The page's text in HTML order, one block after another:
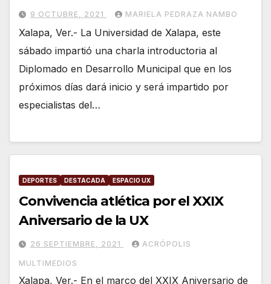
9 OCTUBRE, 2021 MARIELA PEDRAZA NAMBO
Xalapa, Ver.- La Universidad de Xalapa, este
sábado impartió una charla introductoria al
Diplomado en Desarrollo Municipal que en los
próximos días dará inicio y será impartido por
especialistas del…
DEPORTES DESTACADA ESPACIO UX
Convivencia atlética por el XXIX
Aniversario de la UX
26 SEPTIEMBRE, 2021 ACRÓPOLIS
MULTIMEDIOS
Xalapa, Ver.- En el marco del XXIX Aniversario de